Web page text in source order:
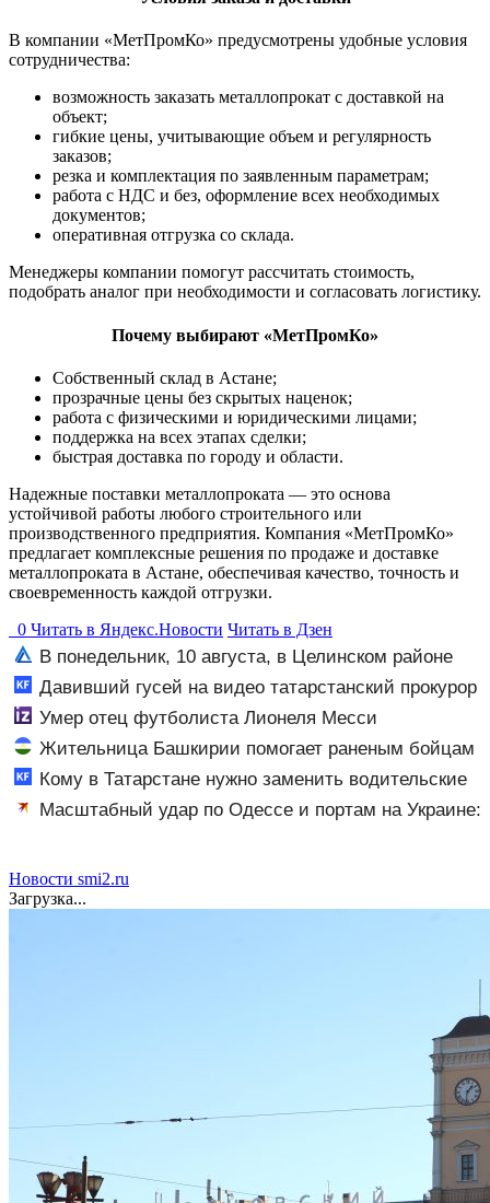
В компании «МетПромКо» предусмотрены удобные условия
сотрудничества:
возможность заказать металлопрокат с доставкой на
объект;
гибкие цены, учитывающие объем и регулярность
заказов;
резка и комплектация по заявленным параметрам;
работа с НДС и без, оформление всех необходимых
документов;
оперативная отгрузка со склада.
Менеджеры компании помогут рассчитать стоимость,
подобрать аналог при необходимости и согласовать логистику.
Почему выбирают «МетПромКо»
Собственный склад в Астане;
прозрачные цены без скрытых наценок;
работа с физическими и юридическими лицами;
поддержка на всех этапах сделки;
быстрая доставка по городу и области.
Надежные поставки металлопроката — это основа
устойчивой работы любого строительного или
производственного предприятия. Компания «МетПромКо»
предлагает комплексные решения по продаже и доставке
металлопроката в Астане, обеспечивая качество, точность и
своевременность каждой отгрузки.
0 Читать в Яндекс.Новости Читать в Дзен
В понедельник, 10 августа, в Целинском районе
локальное отключение света
Давивший гусей на видео татарстанский прокурор
ушел в отставку 09/08/2026 – Новости
Умер отец футболиста Лионеля Месси
Жительница Башкирии помогает раненым бойцам
в госпитале ЛНР
Кому в Татарстане нужно заменить водительские
права в 2026 году 09/08/2026 – Новости
Масштабный удар по Одессе и портам на Украине:
Новости smi2.ru
Загрузка...